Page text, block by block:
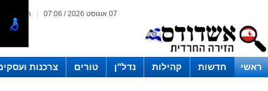
המייל 07 אוגוסט 2026 / 07:06
ראשי חדשות קהילות נדל"ן טורים צרכנות